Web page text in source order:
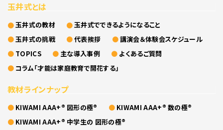
玉井式とは
玉井式の教材
玉井式でできるようになること
玉井式の挑戦
代表挨拶
講演会＆体験会スケジュール
TOPICS
主な導入事例
よくあるご質問
コラム「才能は家庭教育で開花する」
教材ラインナップ
KIWAMI AAA+® 図形の極®
KIWAMI AAA+® 数の極®
KIWAMI AAA+® 中学生の 図形の極®